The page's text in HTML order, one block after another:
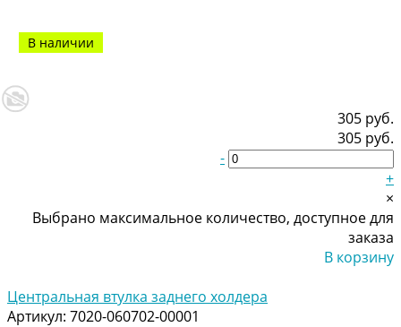
305 руб.
305 руб.
-
+
×
Выбрано максимальное количество, доступное для
заказа
В корзину
Центральная втулка заднего холдера
Артикул: 7020-060702-00001
В наличии